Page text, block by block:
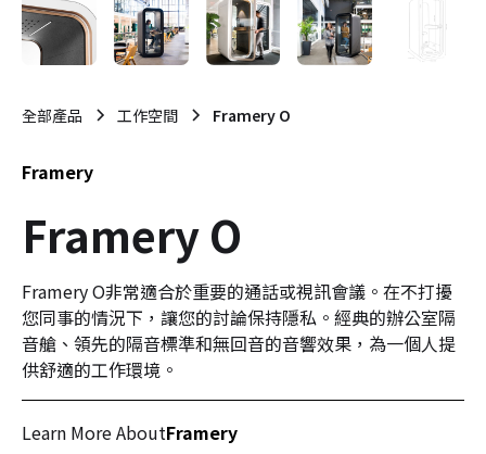
全部產品 工作空間 Framery O
Framery
Framery O
Framery O非常適合於重要的通話或視訊會議。在不打擾
您同事的情況下，讓您的討論保持隱私。經典的辦公室隔
音艙、領先的隔音標準和無回音的音響效果，為一個人提
供舒適的工作環境。
Learn More AboutFramery